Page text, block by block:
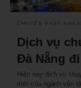
CHUYỂN PHÁT
Dịch vụ
Đà Nẵng
Hiện nay dịch vụ
mới của ngành vận